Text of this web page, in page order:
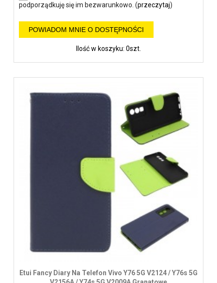
podporządkuję się im bezwarunkowo. (przeczytaj)
POWIADOM MNIE O DOSTĘPNOŚCI
Ilość w koszyku: 0szt.
Etui Fancy Diary Na Telefon Vivo Y76 5G V2124 / Y76s 5G